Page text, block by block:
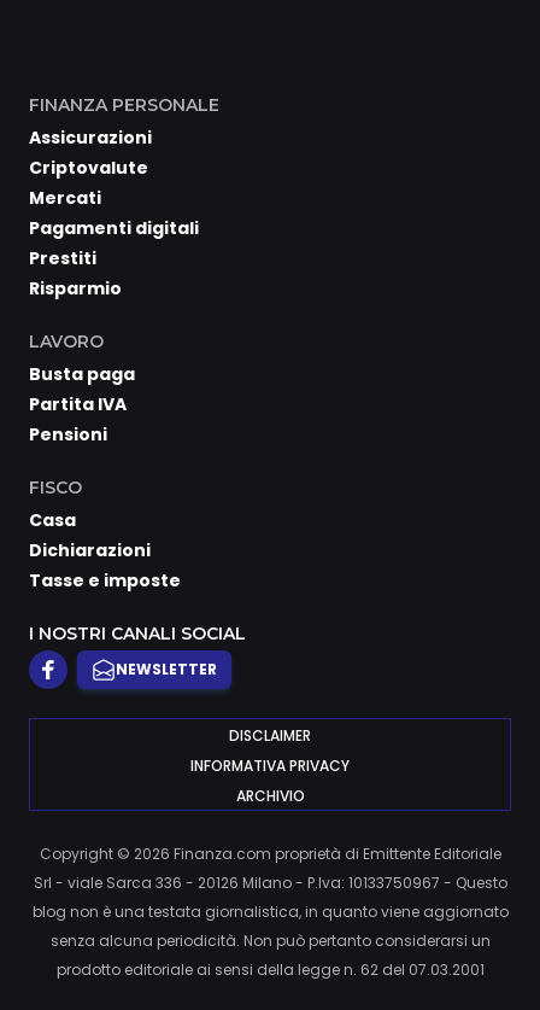
FINANZA PERSONALE
Assicurazioni
Criptovalute
Mercati
Pagamenti digitali
Prestiti
Risparmio
LAVORO
Busta paga
Partita IVA
Pensioni
FISCO
Casa
Dichiarazioni
Tasse e imposte
I NOSTRI CANALI SOCIAL
NEWSLETTER
DISCLAIMER
INFORMATIVA PRIVACY
ARCHIVIO
Copyright © 2026 Finanza.com proprietà di Emittente Editoriale
Srl - viale Sarca 336 - 20126 Milano - P.Iva: 10133750967 - Questo
blog non è una testata giornalistica, in quanto viene aggiornato
senza alcuna periodicità. Non può pertanto considerarsi un
prodotto editoriale ai sensi della legge n. 62 del 07.03.2001